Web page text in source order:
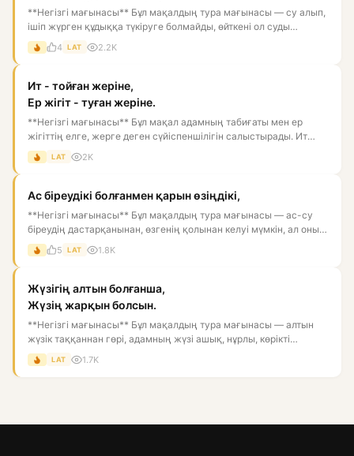
**Негізгі мағынасы** Бұл мақалдың тура мағынасы — су алып,
ішіп жүрген құдыққа түкіруге болмайды, өйткені ол суды
ластай...
4 LAT 2.2K
Ит - тойған жеріне,
Ер жігіт - туған жеріне.
**Негізгі мағынасы** Бұл мақал адамның табиғаты мен ер
жігіттің елге, жерге деген сүйіспеншілігін салыстырады. Ит
тойған...
LAT 2K
Ас біреудікі болғанмен қарын өзіңдікі,
**Негізгі мағынасы** Бұл мақалдың тура мағынасы — ас-су
біреудің дастарқанынан, өзгенің қолынан келуі мүмкін, ал оны
қор...
5 LAT 1.8K
Жүзігің алтын болғанша,
Жүзің жарқын болсын.
**Негізгі мағынасы** Бұл мақалдың тура мағынасы — алтын
жүзік таққаннан гөрі, адамның жүзі ашық, нұрлы, көрікті
болғаны...
LAT 1.7K